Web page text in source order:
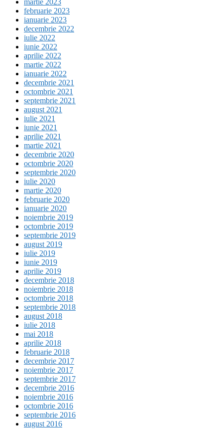
martie 2023
februarie 2023
ianuarie 2023
decembrie 2022
iulie 2022
iunie 2022
aprilie 2022
martie 2022
ianuarie 2022
decembrie 2021
octombrie 2021
septembrie 2021
august 2021
iulie 2021
iunie 2021
aprilie 2021
martie 2021
decembrie 2020
octombrie 2020
septembrie 2020
iulie 2020
martie 2020
februarie 2020
ianuarie 2020
noiembrie 2019
octombrie 2019
septembrie 2019
august 2019
iulie 2019
iunie 2019
aprilie 2019
decembrie 2018
noiembrie 2018
octombrie 2018
septembrie 2018
august 2018
iulie 2018
mai 2018
aprilie 2018
februarie 2018
decembrie 2017
noiembrie 2017
septembrie 2017
decembrie 2016
noiembrie 2016
octombrie 2016
septembrie 2016
august 2016